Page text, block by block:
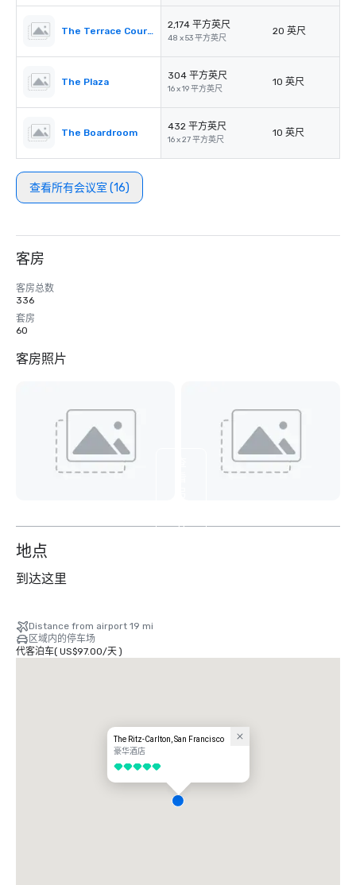
The Terrace Courtyard/Tent
2,174 平方英尺
48 x 53 平方英尺
20 英尺
The Plaza
304 平方英尺
16 x 19 平方英尺
10 英尺
The Boardroom
432 平方英尺
16 x 27 平方英尺
10 英尺
查看所有会议室 (16)
客房
客房总数
336
套房
60
客房照片
11
地点
到达这里
Distance from airport 19 mi
区域内的停车场
代客泊车( US$97.00/天)
The Ritz-Carlton, San Francisco
豪华酒店
5/5